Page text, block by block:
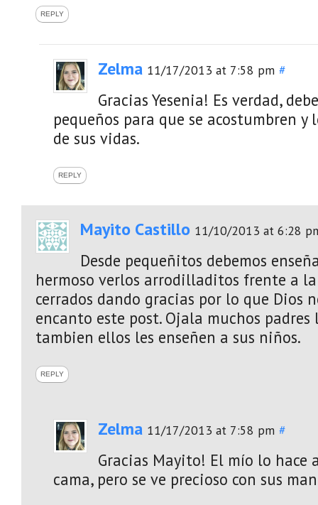
REPLY
Zelma 11/17/2013 at 7:58 pm #
Gracias Yesenia! Es verdad,
pequeños para que se acostumbren y
de sus vidas.
REPLY
Mayito Castillo 11/10/2013 at 6:28
Desde pequeñitos debemos
hermoso verlos arrodilladitos frente a
cerrados dando gracias por lo que Dios
encanto este post. Ojala muchos
tambien ellos les enseñen a sus niños.
REPLY
Zelma 11/17/2013 at 7:58 pm #
Gracias Mayito! El mío lo hace
cama, pero se ve precioso con sus